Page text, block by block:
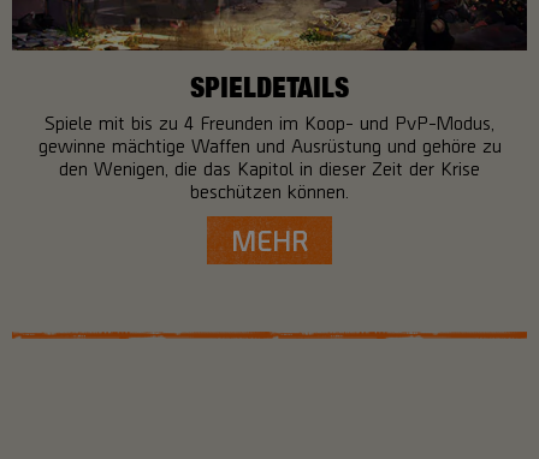
SPIELDETAILS
Spiele mit bis zu 4 Freunden im Koop- und PvP-Modus,
gewinne mächtige Waffen und Ausrüstung und gehöre zu
den Wenigen, die das Kapitol in dieser Zeit der Krise
beschützen können.
MEHR